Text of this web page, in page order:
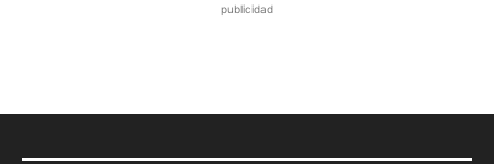
publicidad